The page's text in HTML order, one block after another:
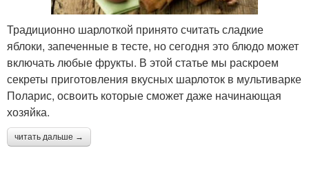
Традиционно шарлоткой принято считать сладкие
яблоки, запеченные в тесте, но сегодня это блюдо может
включать любые фрукты. В этой статье мы раскроем
секреты приготовления вкусных шарлоток в мультиварке
Поларис, освоить которые сможет даже начинающая
хозяйка.
читать дальше →